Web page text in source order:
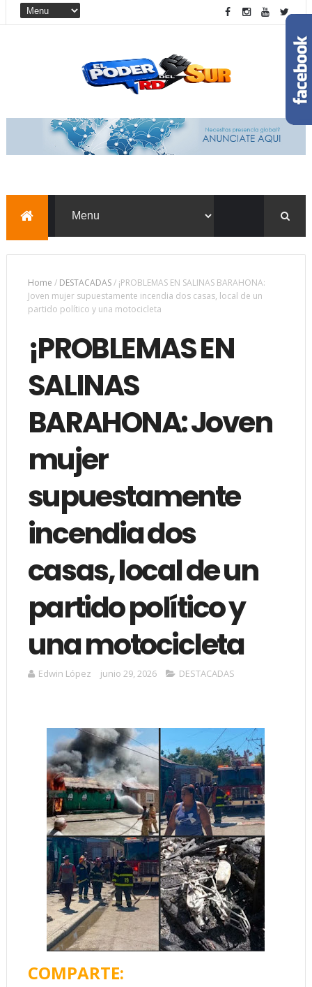
Home / DESTACADAS/ ¡PROBLEMAS EN SALINAS BARAHONA:
Joven mujer supuestamente incendia dos casas, local de un
partido político y una motocicleta
¡PROBLEMAS EN
SALINAS
BARAHONA: Joven
mujer
supuestamente
incendia dos
casas, local de un
partido político y
una motocicleta
Edwin López junio 29, 2026 DESTACADAS
COMPARTE: